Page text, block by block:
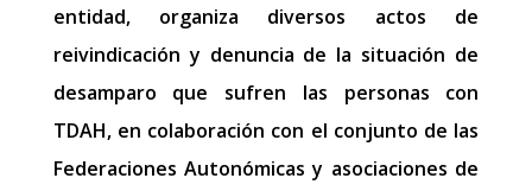
entidad, organiza diversos actos de
reivindicación y denuncia de la situación de
desamparo que sufren las personas con
TDAH, en colaboración con el conjunto de las
Federaciones Autonómicas y asociaciones de